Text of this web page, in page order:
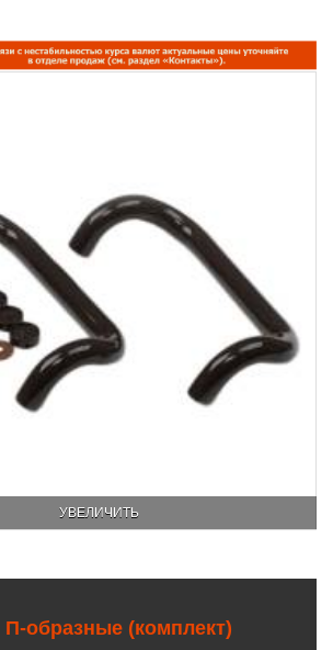
УВЕЛИЧИТЬ
образные (комплект)